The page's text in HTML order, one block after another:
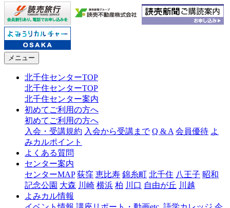
メニュー
北千住センターTOP
北千住センターTOP
北千住センター案内
初めてご利用の方へ
初めてご利用の方へ
入会・受講規約 入会から受講まで Q & A 会員優待 よ
みカルポイント
よくある質問
センター案内
センターMAP 荻窪 恵比寿 錦糸町 北千住 八王子 昭和
記念公園 大森 川崎 横浜 柏 川口 自由が丘 川越
よみカル情報